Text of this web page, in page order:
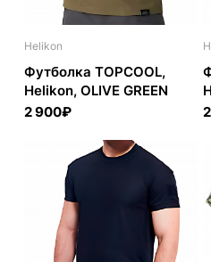
Helikon
Футболка TOPCOOL,
Helikon, OLIVE GREEN
2 900₽